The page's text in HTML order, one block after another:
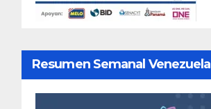
Resumen Semanal Venezuela